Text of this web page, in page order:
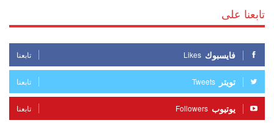
تابعنا على
فايسبوك Likes تابعنا
تويتر Tweets تابعنا
يوتيوب Followers تابعنا